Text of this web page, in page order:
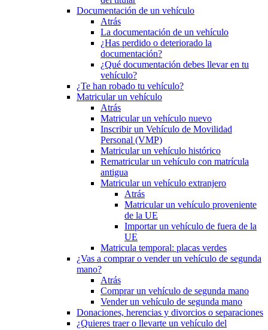
Documentación de un vehículo
Atrás
La documentación de un vehículo
¿Has perdido o deteriorado la
documentación?
¿Qué documentación debes llevar en tu
vehículo?
¿Te han robado tu vehículo?
Matricular un vehículo
Atrás
Matricular un vehículo nuevo
Inscribir un Vehículo de Movilidad
Personal (VMP)
Matricular un vehículo histórico
Rematricular un vehículo con matrícula
antigua
Matricular un vehículo extranjero
Atrás
Matricular un vehículo proveniente
de la UE
Importar un vehículo de fuera de la
UE
Matricula temporal: placas verdes
¿Vas a comprar o vender un vehículo de segunda
mano?
Atrás
Comprar un vehículo de segunda mano
Vender un vehículo de segunda mano
Donaciones, herencias y divorcios o separaciones
¿Quieres traer o llevarte un vehículo del